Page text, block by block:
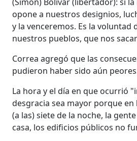
opone a nuestros designios,
y la venceremos. Es la voluntad
nuestros pueblos, que nos
Correa agregó que las
pudieron haber sido aún
La hora y el día en que ocurrió
desgracia sea mayor porque en
(a las) siete de la noche, la
casa, los edificios públicos no